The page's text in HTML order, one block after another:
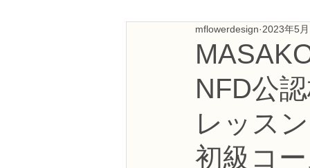
NFD講師研究科コース NFDフラ
NFDフラワーデザイナー資格検定3級
フラワー装飾技能検定3級
NFD公
レッス
初級コ
mflowerdesign 2023年5